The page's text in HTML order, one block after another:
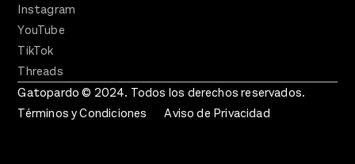
Instagram
YouTube
TikTok
Threads
Gatopardo © 2024. Todos los derechos reservados.
Términos y Condiciones
Aviso de Privacidad